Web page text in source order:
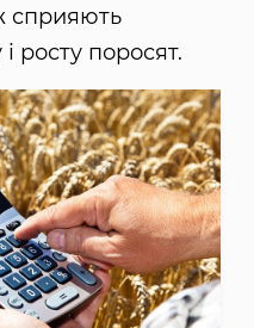
сприяють
росту поросят.